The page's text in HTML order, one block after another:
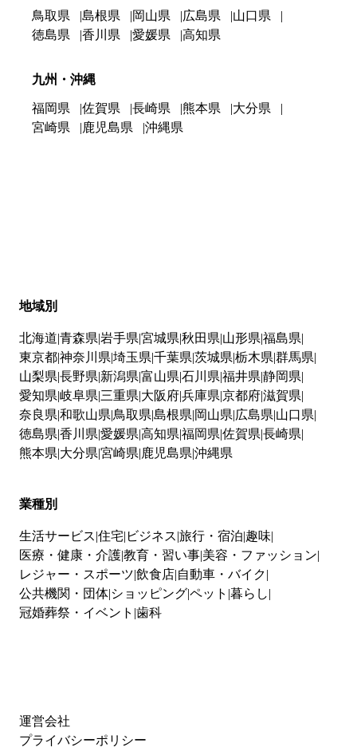
鳥取県 島根県 岡山県 広島県
山口県
徳島県
香川県 愛媛県 高知県
九州・沖縄
福岡県 佐賀県 長崎県 熊本県
大分県
宮崎県
鹿児島県 沖縄県
地域別
北海道 青森県 岩手県 宮城県 秋田県 山形県 福島県
東京都神奈川県 埼玉県 千葉県 茨城県 栃木県 群馬県
山梨県 長野県 新潟県 富山県 石川県 福井県 静岡県
愛知県 岐阜県 三重県 大阪府兵庫県 京都府滋賀県
奈良県 和歌山県 鳥取県 島根県 岡山県 広島県 山口県
徳島県 香川県 愛媛県 高知県 福岡県 佐賀県 長崎県
熊本県 大分県 宮崎県 鹿児島県 沖縄県
業種別
生活サービス 住宅 ビジネス 旅行・宿泊 趣味
医療・健康・介護教育・習い事 美容・ファッション
レジャー・スポーツ 飲食店 自動車・バイク
公共機関・団体 ショッピングペット 暮らし
冠婚葬祭・イベント 歯科
運営会社
プライバシーポリシー